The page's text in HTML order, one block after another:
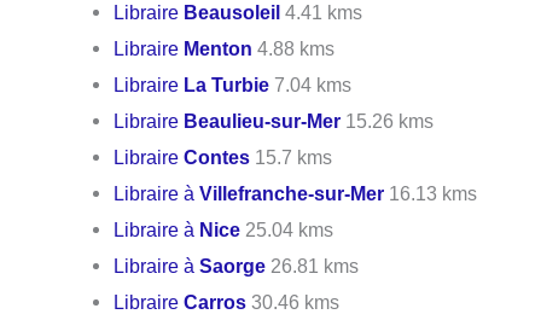
Libraire Beausoleil 4.41 kms
Libraire Menton 4.88 kms
Libraire La Turbie 7.04 kms
Libraire Beaulieu-sur-Mer 15.26 kms
LibraireContes 15.7 kms
Libraire àVillefranche-sur-Mer 16.13 kms
Libraire à Nice 25.04 kms
Libraire àSaorge 26.81 kms
LibraireCarros 30.46 kms